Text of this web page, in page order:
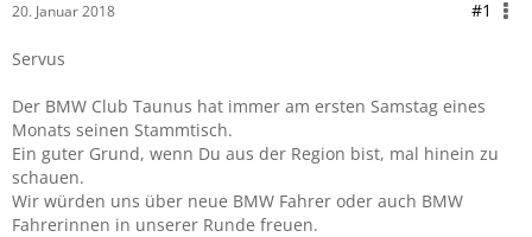
20. Januar 2018 #1
Servus
Der BMW Club Taunus hat immer am ersten Samstag eines
Monats seinen Stammtisch.
Ein guter Grund, wenn Du aus der Region bist, mal hinein zu
schauen.
Wir würden uns über neue BMW Fahrer oder auch BMW
Fahrerinnen in unserer Runde freuen.